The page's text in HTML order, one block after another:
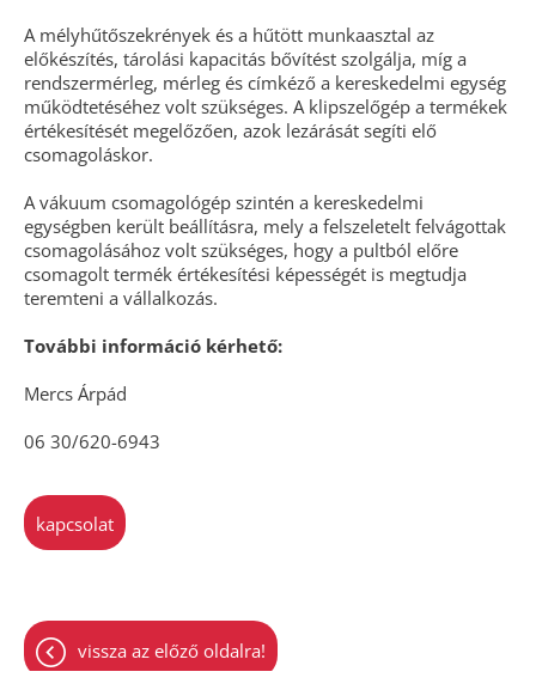
A mélyhűtőszekrények és a hűtött munkaasztal az
előkészítés, tárolási kapacitás bővítést szolgálja, míg a
rendszermérleg, mérleg és címkéző a kereskedelmi egység
működtetéséhez volt szükséges. A klipszelőgép a termékek
értékesítését megelőzően, azok lezárását segíti elő
csomagoláskor.
A vákuum csomagológép szintén a kereskedelmi
egységben került beállításra, mely a felszeletelt felvágottak
csomagolásához volt szükséges, hogy a pultból előre
csomagolt termék értékesítési képességét is megtudja
teremteni a vállalkozás.
További információ kérhető:
Mercs Árpád
06 30/620-6943
kapcsolat
vissza az előző oldalra!